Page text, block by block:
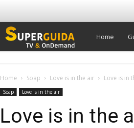
Super
Home
Home Soap Love is in the air Love is in
Soap Love is in the air
Love is in the